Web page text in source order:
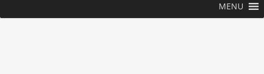
MENU